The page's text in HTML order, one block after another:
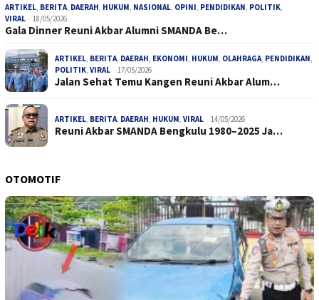
ARTIKEL, BERITA, DAERAH, HUKUM, NASIONAL, OPINI, PENDIDIKAN, POLITIK,
VIRAL
18/05/2026
Gala Dinner Reuni Akbar Alumni SMANDA Be…
ARTIKEL, BERITA, DAERAH, EKONOMI, HUKUM, OLAHRAGA, PENDIDIKAN,
POLITIK, VIRAL 17/05/2026
Jalan Sehat Temu Kangen Reuni Akbar Alum…
ARTIKEL, BERITA, DAERAH, HUKUM, VIRAL 14/05/2026
Reuni Akbar SMANDA Bengkulu 1980–2025 Ja…
OTOMOTIF